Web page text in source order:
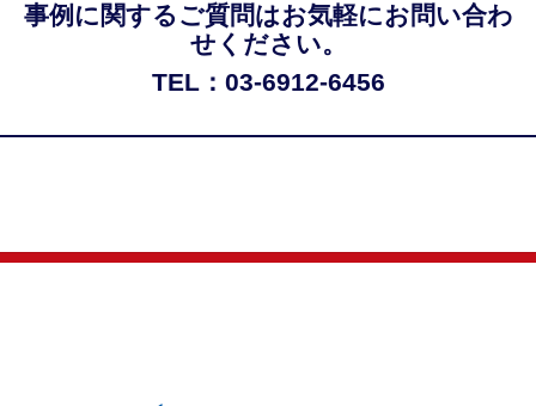
事例に関するご質問はお気軽にお問い合わ
せください。
TEL：03-6912-6456